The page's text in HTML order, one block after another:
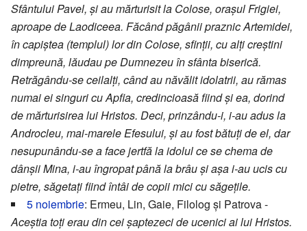
Sfântului Pavel, și au mărturisit la Colose, orașul Frigiei,
aproape de Laodiceea. Făcând păgânii praznic Artemidei,
în capiștea (templul) lor din Colose, sfinții, cu alți creștini
dimpreună, lăudau pe Dumnezeu în sfânta biserică.
Retrăgându-se ceilalți, când au năvălit idolatrii, au rămas
numai ei singuri cu Apfia, credincioasă fiind și ea, dorind
de mărturisirea lui Hristos. Deci, prinzându-i, i-au adus la
Androcleu, mai-marele Efesului, și au fost bătuți de el, dar
nesupunându-se a face jertfă la idolul ce se chema de
dânșii Mina, i-au îngropat până la brâu și așa i-au ucis cu
pietre, săgetați fiind întâi de copii mici cu săgețile.
5 noiembrie: Ermeu, Lin, Gaie, Filolog și Patrova -
Aceștia toți erau din cei șaptezeci de ucenici ai lui Hristos.